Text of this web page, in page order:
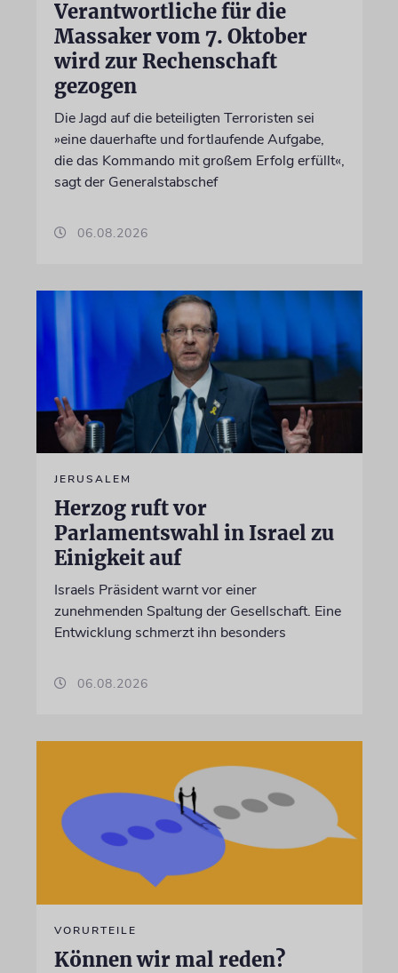
Verantwortliche für die
Massaker vom 7. Oktober
wird zur Rechenschaft
gezogen
Die Jagd auf die beteiligten Terroristen sei
»eine dauerhafte und fortlaufende Aufgabe,
die das Kommando mit großem Erfolg erfüllt«,
sagt der Generalstabschef
06.08.2026
JERUSALEM
Herzog ruft vor
Parlamentswahl in Israel zu
Einigkeit auf
Israels Präsident warnt vor einer
zunehmenden Spaltung der Gesellschaft. Eine
Entwicklung schmerzt ihn besonders
06.08.2026
VORURTEILE
Können wir mal reden?